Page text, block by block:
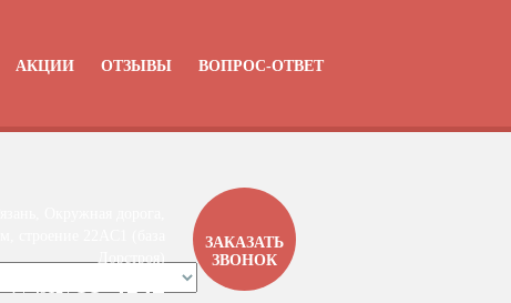
АКЦИИ ОТЗЫВЫ ВОПРОС-ОТВЕТ
ЗАКАЗАТЬ
ЗВОНОК
Дорстроя)
+7 / 4912 /